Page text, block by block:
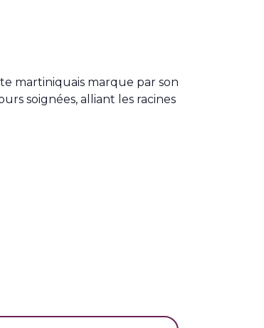
martiniquais marque par son
soignées, alliant les racines